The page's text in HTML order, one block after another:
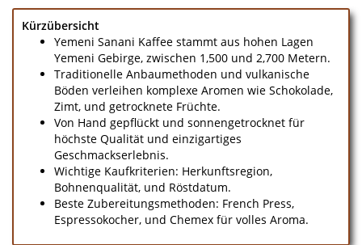
Kürzübersicht
Yemeni Sanani Kaffee stammt aus hohen Lagen
Yemeni Gebirge, zwischen 1,500 und 2,700 Metern.
Traditionelle Anbaumethoden und vulkanische
Böden verleihen komplexe Aromen wie Schokolade,
Zimt, und getrocknete Früchte.
Von Hand gepflückt und sonnengetrocknet für
höchste Qualität und einzigartiges
Geschmackserlebnis.
Wichtige Kaufkriterien: Herkunftsregion,
Bohnenqualität, und Röstdatum.
Beste Zubereitungsmethoden: French Press,
Espressokocher, und Chemex für volles Aroma.